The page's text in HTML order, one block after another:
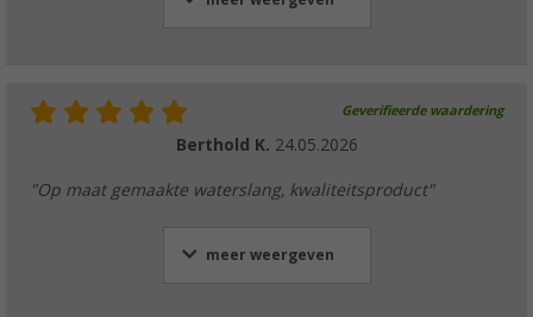
Geverifieerde waardering
Berthold K. 24.05.2026
"Op maat gemaakte waterslang, kwaliteitsproduct"
meer weergeven